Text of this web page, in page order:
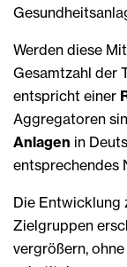
Werden diese
Gesamtzahl der
entspricht einer
Aggregatoren
Anlagen in
entsprechendes
Die Entwicklung
Zielgruppen
vergrößern,